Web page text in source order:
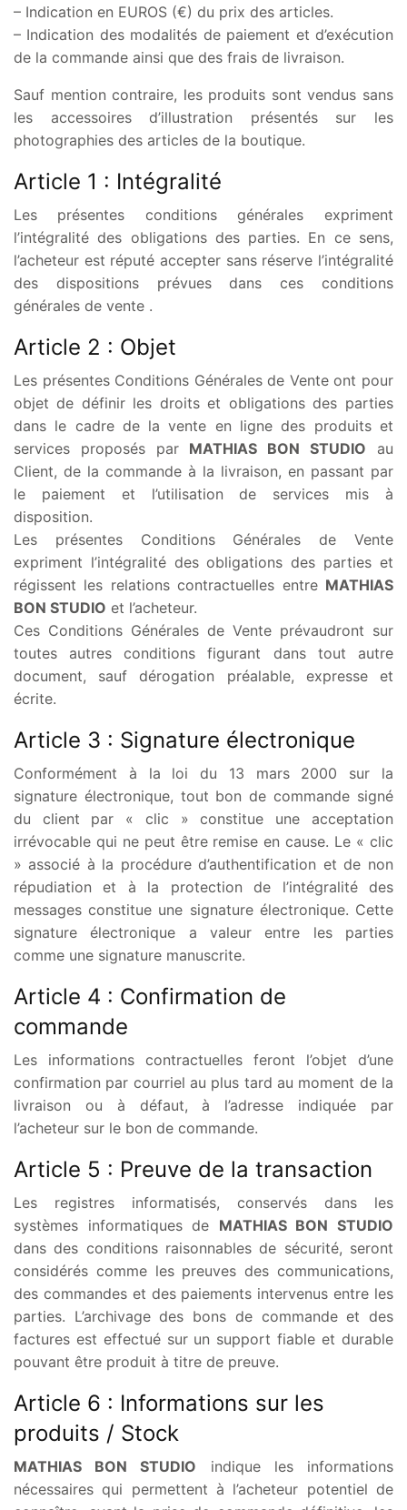
– Indication en EUROS (€) du prix des articles.
– Indication des modalités de paiement et d’exécution
de la commande ainsi que des frais de livraison.
Sauf mention contraire, les produits sont vendus sans
les accessoires d’illustration présentés sur les
photographies des articles de la boutique.
Article 1 : Intégralité
Les présentes conditions générales expriment
l’intégralité des obligations des parties. En ce sens,
l’acheteur est réputé accepter sans réserve l’intégralité
des dispositions prévues dans ces conditions
générales de vente .
Article 2 : Objet
Les présentes Conditions Générales de Vente ont pour
objet de définir les droits et obligations des parties
dans le cadre de la vente en ligne des produits et
services proposés par MATHIAS BON STUDIO au
Client, de la commande à la livraison, en passant par
le paiement et l’utilisation de services mis à
disposition.
Les présentes Conditions Générales de Vente
expriment l’intégralité des obligations des parties et
régissent les relations contractuelles entre MATHIAS
BON STUDIO et l’acheteur.
Ces Conditions Générales de Vente prévaudront sur
toutes autres conditions figurant dans tout autre
document, sauf dérogation préalable, expresse et
écrite.
Article 3 : Signature électronique
Conformément à la loi du 13 mars 2000 sur la
signature électronique, tout bon de commande signé
du client par « clic » constitue une acceptation
irrévocable qui ne peut être remise en cause. Le « clic
» associé à la procédure d’authentification et de non
répudiation et à la protection de l’intégralité des
messages constitue une signature électronique. Cette
signature électronique a valeur entre les parties
comme une signature manuscrite.
Article 4 : Confirmation de
commande
Les informations contractuelles feront l’objet d’une
confirmation par courriel au plus tard au moment de la
livraison ou à défaut, à l’adresse indiquée par
l’acheteur sur le bon de commande.
Article 5 : Preuve de la transaction
Les registres informatisés, conservés dans les
systèmes informatiques de MATHIAS BON STUDIO
dans des conditions raisonnables de sécurité, seront
considérés comme les preuves des communications,
des commandes et des paiements intervenus entre les
parties. L’archivage des bons de commande et des
factures est effectué sur un support fiable et durable
pouvant être produit à titre de preuve.
Article 6 : Informations sur les
produits / Stock
MATHIAS BON STUDIO indique les informations
nécessaires qui permettent à l’acheteur potentiel de